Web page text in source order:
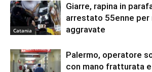
Catania
Giarre, rapina in
arrestato 55enne per
aggravate
Palermo, operatore
con mano fratturata